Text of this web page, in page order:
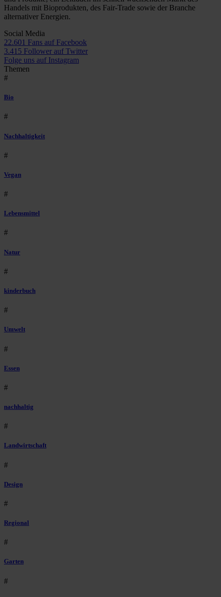
Handels mit Bioprodukten, des Fair-Trade sowie der Branche
alternativer Energien.
Social Media
22.601 Fans auf Facebook
3.415 Follower auf Twitter
Folge uns auf Instagram
Themen
#
Bio
#
Nachhaltigkeit
#
Vegan
#
Lebensmittel
#
Natur
#
kinderbuch
#
Umwelt
#
Essen
#
nachhaltig
#
Landwirtschaft
#
Design
#
Regional
#
Garten
#